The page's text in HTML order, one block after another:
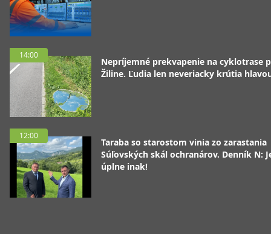
14:00
Nepríjemné prekvapenie na cyklotrase
Žiline. Ľudia len neveriacky krútia
12:00
Taraba so starostom vinia zo zarastania
Súľovských skál ochranárov. Denník N:
úplne inak!